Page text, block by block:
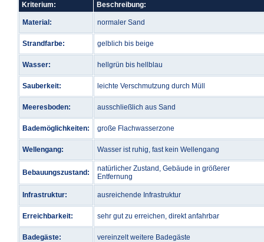
Kriterium: Beschreibung:
Material: normaler Sand
Strandfarbe: gelblich bis beige
Wasser: hellgrün bis hellblau
Sauberkeit: leichte Verschmutzung durch Müll
Meeresboden: ausschließlich aus Sand
Bademöglichkeiten: große Flachwasserzone
Wellengang: Wasser ist ruhig, fast kein Wellengang
Bebauungszustand:
natürlicher Zustand, Gebäude in größerer
Entfernung
Infrastruktur: ausreichende Infrastruktur
Erreichbarkeit: sehr gut zu erreichen, direkt anfahrbar
Badegäste: vereinzelt weitere Badegäste